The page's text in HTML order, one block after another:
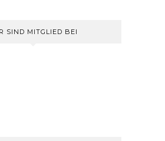
SIND MITGLIED BEI